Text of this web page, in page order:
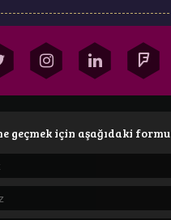
geçmek için aşağıdaki